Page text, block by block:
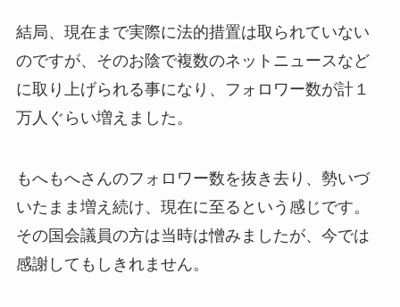
結局、現在まで実際に法的措置は取られていない
のですが、そのお陰で複数のネットニュースなど
に取り上げられる事になり、フォロワー数が計１
万人ぐらい増えました。
もへもへさんのフォロワー数を抜き去り、勢いづ
いたまま増え続け、現在に至るという感じです。
その国会議員の方は当時は憎みましたが、今では
感謝してもしきれません。